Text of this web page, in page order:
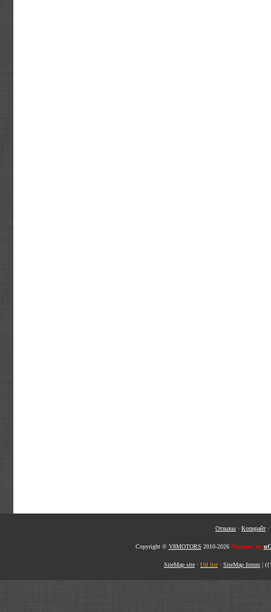
Отзывы · Копирайт·
Copyright © V8MOTORS 2010-2026 Хостинг от
SiteMap site · Url list · SiteMap forum |